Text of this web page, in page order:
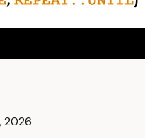
2026